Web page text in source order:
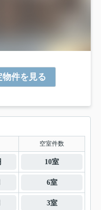
件を見る
空室件数
10室
6室
3室